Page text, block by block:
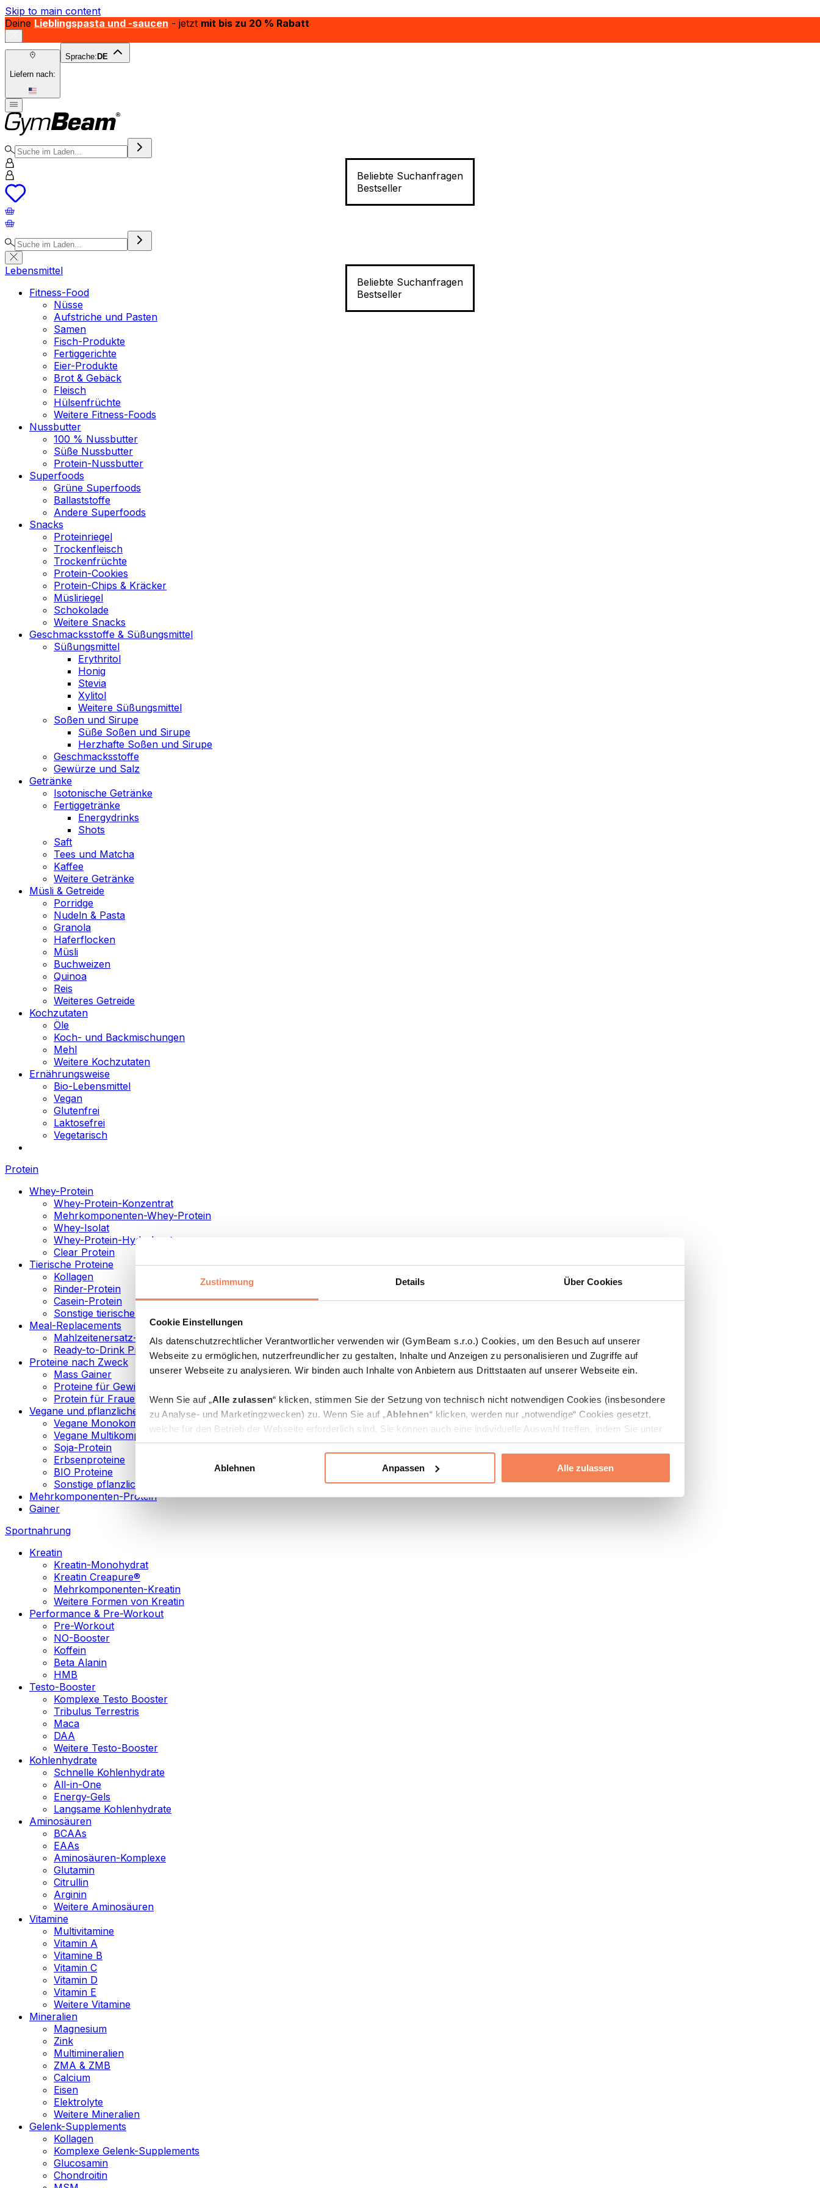
Zustimmung Details Über Cookies
Cookie Einstellungen
Als datenschutzrechtlicher Verantwortlicher verwenden wir (GymBeam s.r.o.) Cookies, um den Besuch auf unserer
Webseite zu ermöglichen, nutzerfreundlicher zu gestalten, Inhalte und Anzeigen zu personalisieren und Zugriffe auf
unserer Webseite zu analysieren. Wir binden auch Inhalte von Anbietern aus Drittstaaten auf unserer Webseite ein.
Wenn Sie auf „Alle zulassen“ klicken, stimmen Sie der Setzung von technisch nicht notwendigen Cookies (insbesondere
zu Analyse- und Marketingzwecken) zu. Wenn Sie auf „Ablehnen“ klicken, werden nur „notwendige“ Cookies gesetzt,
welche für den Betrieb der Webseite erforderlich sind. Sie können auch eine individuelle Auswahl treffen, indem Sie unter
„Anpassen“ einzelne Kategorien an- oder abwählen und „Auswahl erlauben“ klicken.
Weitere Informationen über die Verarbeitung Ihrer Daten finden Sie in den Unterpunkten „Details“ und „Über Cookies“
Ablehnen Anpassen Alle zulassen
Skip to main content
Deine Lieblingspasta und -saucen - jetzt mit bis zu 20 % Rabatt
Liefern nach:
Sprache: DE
Beliebte Suchanfragen
Bestseller
Beliebte Suchanfragen
Bestseller
Lebensmittel
Fitness-Food
Nüsse
Aufstriche und Pasten
Samen
Fisch-Produkte
Fertiggerichte
Eier-Produkte
Brot & Gebäck
Fleisch
Hülsenfrüchte
Weitere Fitness-Foods
Nussbutter
100 % Nussbutter
Süße Nussbutter
Protein-Nussbutter
Superfoods
Grüne Superfoods
Ballaststoffe
Andere Superfoods
Snacks
Proteinriegel
Trockenfleisch
Trockenfrüchte
Protein-Cookies
Protein-Chips & Kräcker
Müsliriegel
Schokolade
Weitere Snacks
Geschmacksstoffe & Süßungsmittel
Süßungsmittel
Erythritol
Honig
Stevia
Xylitol
Weitere Süßungsmittel
Soßen und Sirupe
Süße Soßen und Sirupe
Herzhafte Soßen und Sirupe
Geschmacksstoffe
Gewürze und Salz
Getränke
Isotonische Getränke
Fertiggetränke
Energydrinks
Shots
Saft
Tees und Matcha
Kaffee
Weitere Getränke
Müsli & Getreide
Porridge
Nudeln & Pasta
Granola
Haferflocken
Müsli
Buchweizen
Quinoa
Reis
Weiteres Getreide
Kochzutaten
Öle
Koch- und Backmischungen
Mehl
Weitere Kochzutaten
Ernährungsweise
Bio-Lebensmittel
Vegan
Glutenfrei
Laktosefrei
Vegetarisch
Protein
Whey-Protein
Whey-Protein-Konzentrat
Mehrkomponenten-Whey-Protein
Whey-Isolat
Whey-Protein-Hydrolysat
Clear Protein
Tierische Proteine
Kollagen
Rinder-Protein
Casein-Protein
Sonstige tierische Proteine
Meal-Replacements
Mahlzeitenersatz-Pulver
Ready-to-Drink Proteingetränke
Proteine nach Zweck
Mass Gainer
Proteine für Gewichtsverlust
Protein für Frauen
Vegane und pflanzliche Proteine
Vegane Monokomponenten-Proteine
Vegane Multikomponenten-Proteine
Soja-Protein
Erbsenproteine
BIO Proteine
Sonstige pflanzliche Proteine
Mehrkomponenten-Protein
Gainer
Sportnahrung
Kreatin
Kreatin-Monohydrat
Kreatin Creapure®
Mehrkomponenten-Kreatin
Weitere Formen von Kreatin
Performance & Pre-Workout
Pre-Workout
NO-Booster
Koffein
Beta Alanin
HMB
Testo-Booster
Komplexe Testo Booster
Tribulus Terrestris
Maca
DAA
Weitere Testo-Booster
Kohlenhydrate
Schnelle Kohlenhydrate
All-in-One
Energy-Gels
Langsame Kohlenhydrate
Aminosäuren
BCAAs
EAAs
Aminosäuren-Komplexe
Glutamin
Citrullin
Arginin
Weitere Aminosäuren
Vitamine
Multivitamine
Vitamin A
Vitamine B
Vitamin C
Vitamin D
Vitamin E
Weitere Vitamine
Mineralien
Magnesium
Zink
Multimineralien
ZMA & ZMB
Calcium
Eisen
Elektrolyte
Weitere Mineralien
Gelenk-Supplements
Kollagen
Komplexe Gelenk-Supplements
Glucosamin
Chondroitin